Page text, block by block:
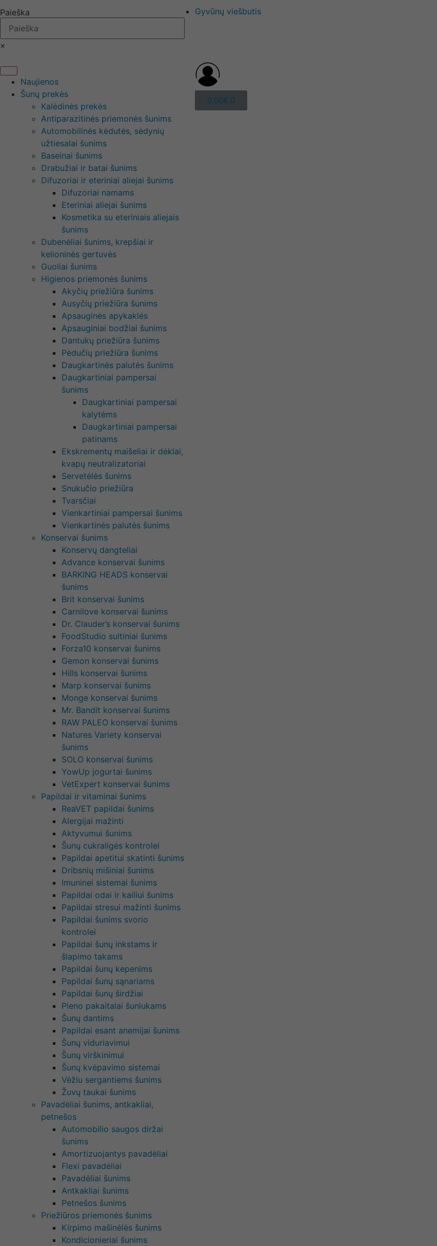
Paieška
×
Gyvūnų viešbutis
Naujienos
Šunų prekės
Kalėdinės prekės
Antiparazitinės priemonės šunims
Automobilinės kėdutės, sėdynių
užtiesalai šunims
Baseinai šunims
Drabužiai ir batai šunims
Difuzoriai ir eteriniai aliejai šunims
Difuzoriai namams
Eteriniai aliejai šunims
Kosmetika su eteriniais aliejais
šunims
Dubenėliai šunims, krepšiai ir
kelioninės gertuvės
Guoliai šunims
Higienos priemonės šunims
Akyčių priežiūra šunims
Ausyčių priežiūra šunims
Apsauginės apykaklės
Apsauginiai bodžiai šunims
Dantukų priežiūra šunims
Pėdučių priežiūra šunims
Daugkartinės palutės šunims
Daugkartiniai pampersai
šunims
Daugkartiniai pampersai
kalytėms
Daugkartiniai pampersai
patinams
Ekskrementų maišeliai ir dėklai,
kvapų neutralizatoriai
Servetėlės šunims
Snukučio priežiūra
Tvarsčiai
Vienkartiniai pampersai šunims
Vienkartinės palutės šunims
Konservai šunims
Konservų dangteliai
Advance konservai šunims
BARKING HEADS konservai
šunims
Brit konservai šunims
Carnilove konservai šunims
Dr. Clauder’s konservai šunims
FoodStudio sultiniai šunims
Forza10 konservai šunims
Gemon konservai šunims
Hills konservai šunims
Marp konservai šunims
Monge konservai šunims
Mr. Bandit konservai šunims
RAW PALEO konservai šunims
Natures Variety konservai
šunims
SOLO konservai šunims
YowUp jogurtai šunims
VetExpert konservai šunims
Papildai ir vitaminai šunims
ReaVET papildai šunims
Alergijai mažinti
Aktyvumui šunims
Šunų cukraligės kontrolei
Papildai apetitui skatinti šunims
Dribsnių mišiniai šunims
Imuninei sistemai šunims
Papildai odai ir kailiui šunims
Papildai stresui mažinti šunims
Papildai šunims svorio
kontrolei
Papildai šunų inkstams ir
šlapimo takams
Papildai šunų kepenims
Papildai šunų sąnariams
Papildai šunų širdžiai
Pieno pakaitalai šuniukams
Šunų dantims
Papildai esant anemijai šunims
Šunų viduriavimui
Šunų virškinimui
Šunų kvėpavimo sistemai
Vėžiu sergantiems šunims
Žuvų taukai šunims
Pavadėliai šunims, antkakliai,
petnešos
Automobilio saugos diržai
šunims
Amortizuojantys pavadėliai
Flexi pavadėliai
Pavadėliai šunims
Antkakliai šunims
Petnešos šunims
Priežiūros priemonės šunims
Kirpimo mašinėlės šunims
Kondicionieriai šunims
0,00€ 0